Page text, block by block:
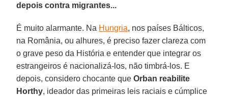
depois contra migrantes...
É muito alarmante. Na Hungria, nos países Bálticos,
na România, ou alhures, é preciso fazer clareza com
o grave peso da História e entender que integrar os
estrangeiros é nacionalizá-los, não timbrá-los. E
depois, considero chocante queOrban reabilite
Horthy, ideador das primeiras leis raciais e cúmplice